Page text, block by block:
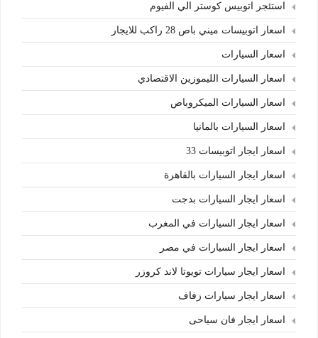
استئجر اتوبيس كوستر الي الفيوم
اسعار اتوبيسات ميني باص 28 راكب للايجار
اسعار السيارات
اسعار السيارات الليموزين الاقتصادي
اسعار السيارات الميكروباص
اسعار السيارات بالمانيا
اسعار ايجار اتوبيسات 33
اسعار ايجار السيارات بالقاهرة
اسعار ايجار السيارات بدجت
اسعار ايجار السيارات في المغرب
اسعار ايجار السيارات في مصر
اسعار ايجار سيارات تويوتا لاند كروزر
اسعار ايجار سيارات زفاف
اسعار ايجار فان سياحى